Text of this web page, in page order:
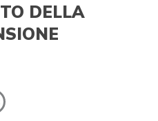
DELLA